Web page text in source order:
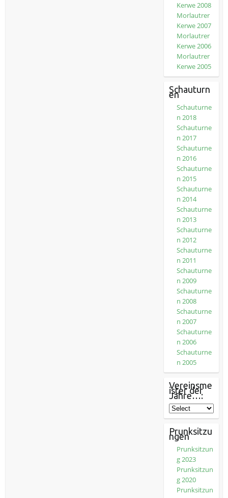
Kerwe 2008
Morlautrer
Kerwe 2007
Morlautrer
Kerwe 2006
Morlautrer
Kerwe 2005
Schauturn
en
Schauturne
n 2018
Schauturne
n 2017
Schauturne
n 2016
Schauturne
n 2015
Schauturne
n 2014
Schauturne
n 2013
Schauturne
n 2012
Schauturne
n 2011
Schauturne
n 2009
Schauturne
n 2008
Schauturne
n 2007
Schauturne
n 2006
Schauturne
n 2005
Vereinsme
ister der
Jahre…:
Prunksitzu
ngen
Prunksitzun
g 2023
Prunksitzun
g 2020
Prunksitzun